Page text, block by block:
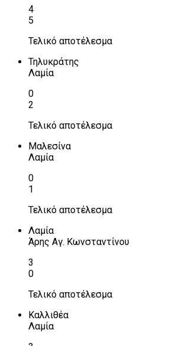
4
5
Τελικό αποτέλεσμα
Τηλυκράτης
Λαμία
0
2
Τελικό αποτέλεσμα
Μαλεσίνα
Λαμία
0
1
Τελικό αποτέλεσμα
Λαμία
Άρης Αγ. Κωνσταντίνου
3
0
Τελικό αποτέλεσμα
Καλλιθέα
Λαμία